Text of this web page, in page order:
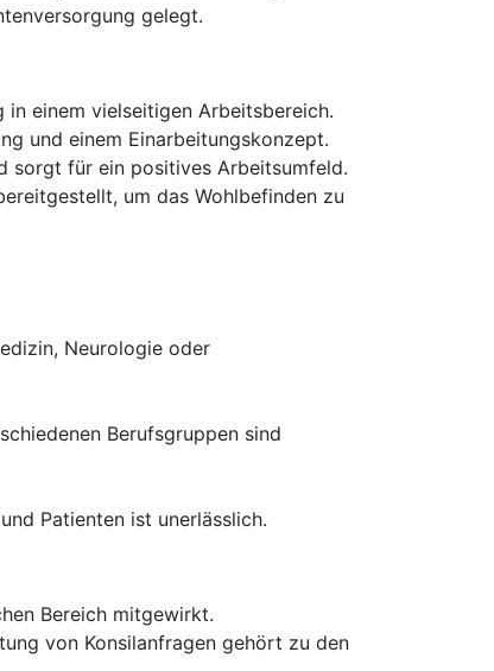
gelegt.
einem vielseitigen Arbeitsbereich.
und einem Einarbeitungskonzept.
sorgt für ein positives Arbeitsumfeld.
um das Wohlbefinden zu
Neurologie oder
Berufsgruppen sind
Patienten ist unerlässlich.
Bereich mitgewirkt.
von Konsilanfragen gehört zu den